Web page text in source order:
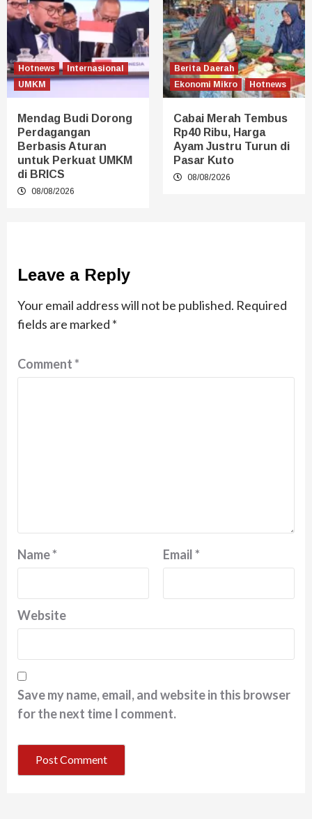
Hotnews
Internasional
UMKM
Mendag Budi Dorong
Perdagangan
Berbasis Aturan
untuk Perkuat UMKM
di BRICS
08/08/2026
Berita Daerah
Ekonomi Mikro
Hotnews
Cabai Merah Tembus
Rp40 Ribu, Harga
Ayam Justru Turun di
Pasar Kuto
08/08/2026
Leave a Reply
Your email address will not be published. Required
fields are marked *
Comment*
Name* Email*
Website
Save my name, email, and website in this browser
for the next time I comment.